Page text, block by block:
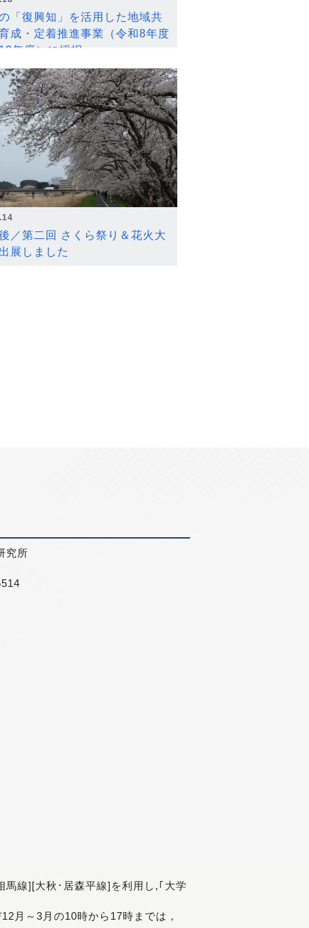
「復興知」を活用した地域共
成・定着推進事業（令和8年度
年度）に採択
／第二回 さくら祭り＆花火大
展しました
究所
線][大秋･居森平線]を利用し,｢大学
月～3月の10時から17時までは，